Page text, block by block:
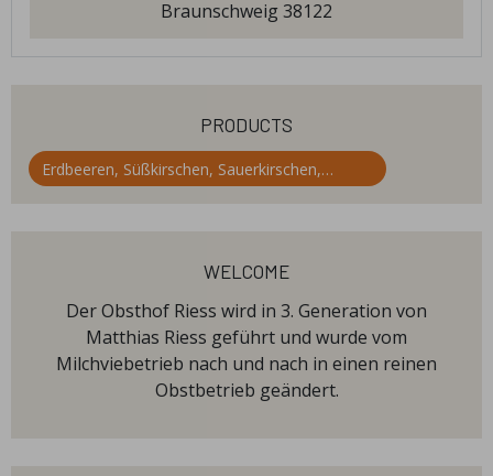
Braunschweig 38122
products
Erdbeeren, Süßkirschen, Sauerkirschen,
Himbeeren, Heidelbeeren, Zwetschgen , Äpfel,
welcome
Der Obsthof Riess wird in 3. Generation von
Matthias Riess geführt und wurde vom
Milchviebetrieb nach und nach in einen reinen
Obstbetrieb geändert.